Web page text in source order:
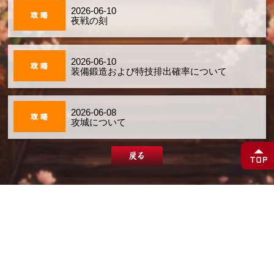
2026-06-10
夜戦の刻
2026-06-10
装備鍛造および特技排出確率について
2026-06-08
攻城について
戻る